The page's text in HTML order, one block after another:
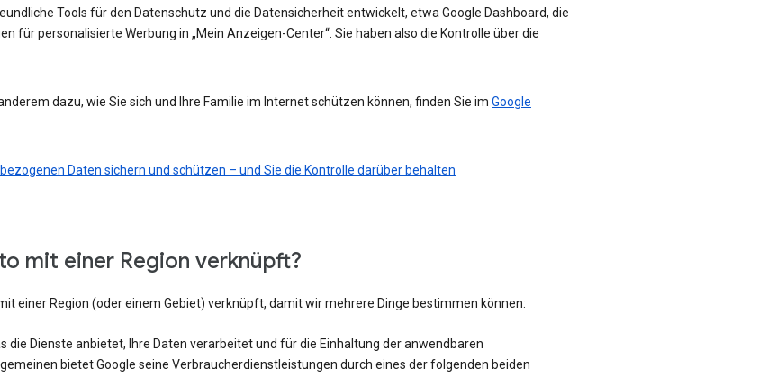
Tools für den Datenschutz und die Datensicherheit entwickelt, etwa Google Dashboard, die
für personalisierte Werbung in „Mein Anzeigen-Center“. Sie haben also die Kontrolle über die
dazu, wie Sie sich und Ihre Familie im Internet schützen können, finden Sie im Google
Daten sichern und schützen – und Sie die Kontrolle darüber behalten
mit einer Region verknüpft?
einer Region (oder einem Gebiet) verknüpft, damit wir mehrere Dinge bestimmen können:
die Dienste anbietet, Ihre Daten verarbeitet und für die Einhaltung der anwendbaren
bietet Google seine Verbraucherdienstleistungen durch eines der folgenden beiden